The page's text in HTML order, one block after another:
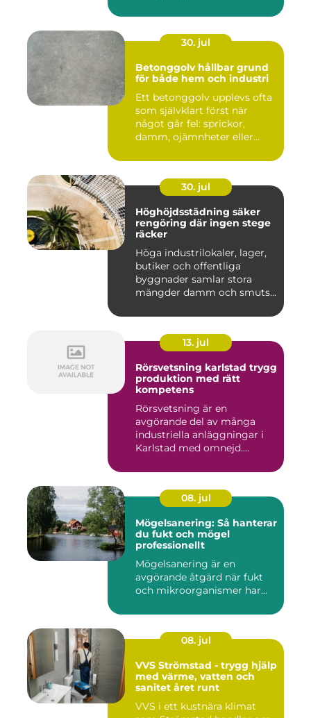
30. jul
Betonggolv hållbar grund
för både hem och industri
Ett betonggolv upplevs ofta
som självklart först när
något går fel: sprickor,
damm, ojämnheter eller...
30. jul
Höghöjdsstädning säker
rengöring där ingen stege
räcker
Höga industrilokaler, lager,
butiker och offentliga
byggnader samlar stora
mängder damm och smuts
13. jul
Rörsvetsning karlstad trygg
produktion med rätt
kompetens
Rörsvetsning är en
avgörande del av många
industriella anläggningar i
Karlstad med omnejd.
08. jul
Mögelsanering: Så hanterar
du fukt och mögel
professionellt
Mögelsanering är en
avgörande åtgärd när fukt
och mikroorganismer har...
08. jul
VVS Strömstad - trygg hjälp
med värme, vatten och
sanitet året runt
VVS i ett kustnära klimat